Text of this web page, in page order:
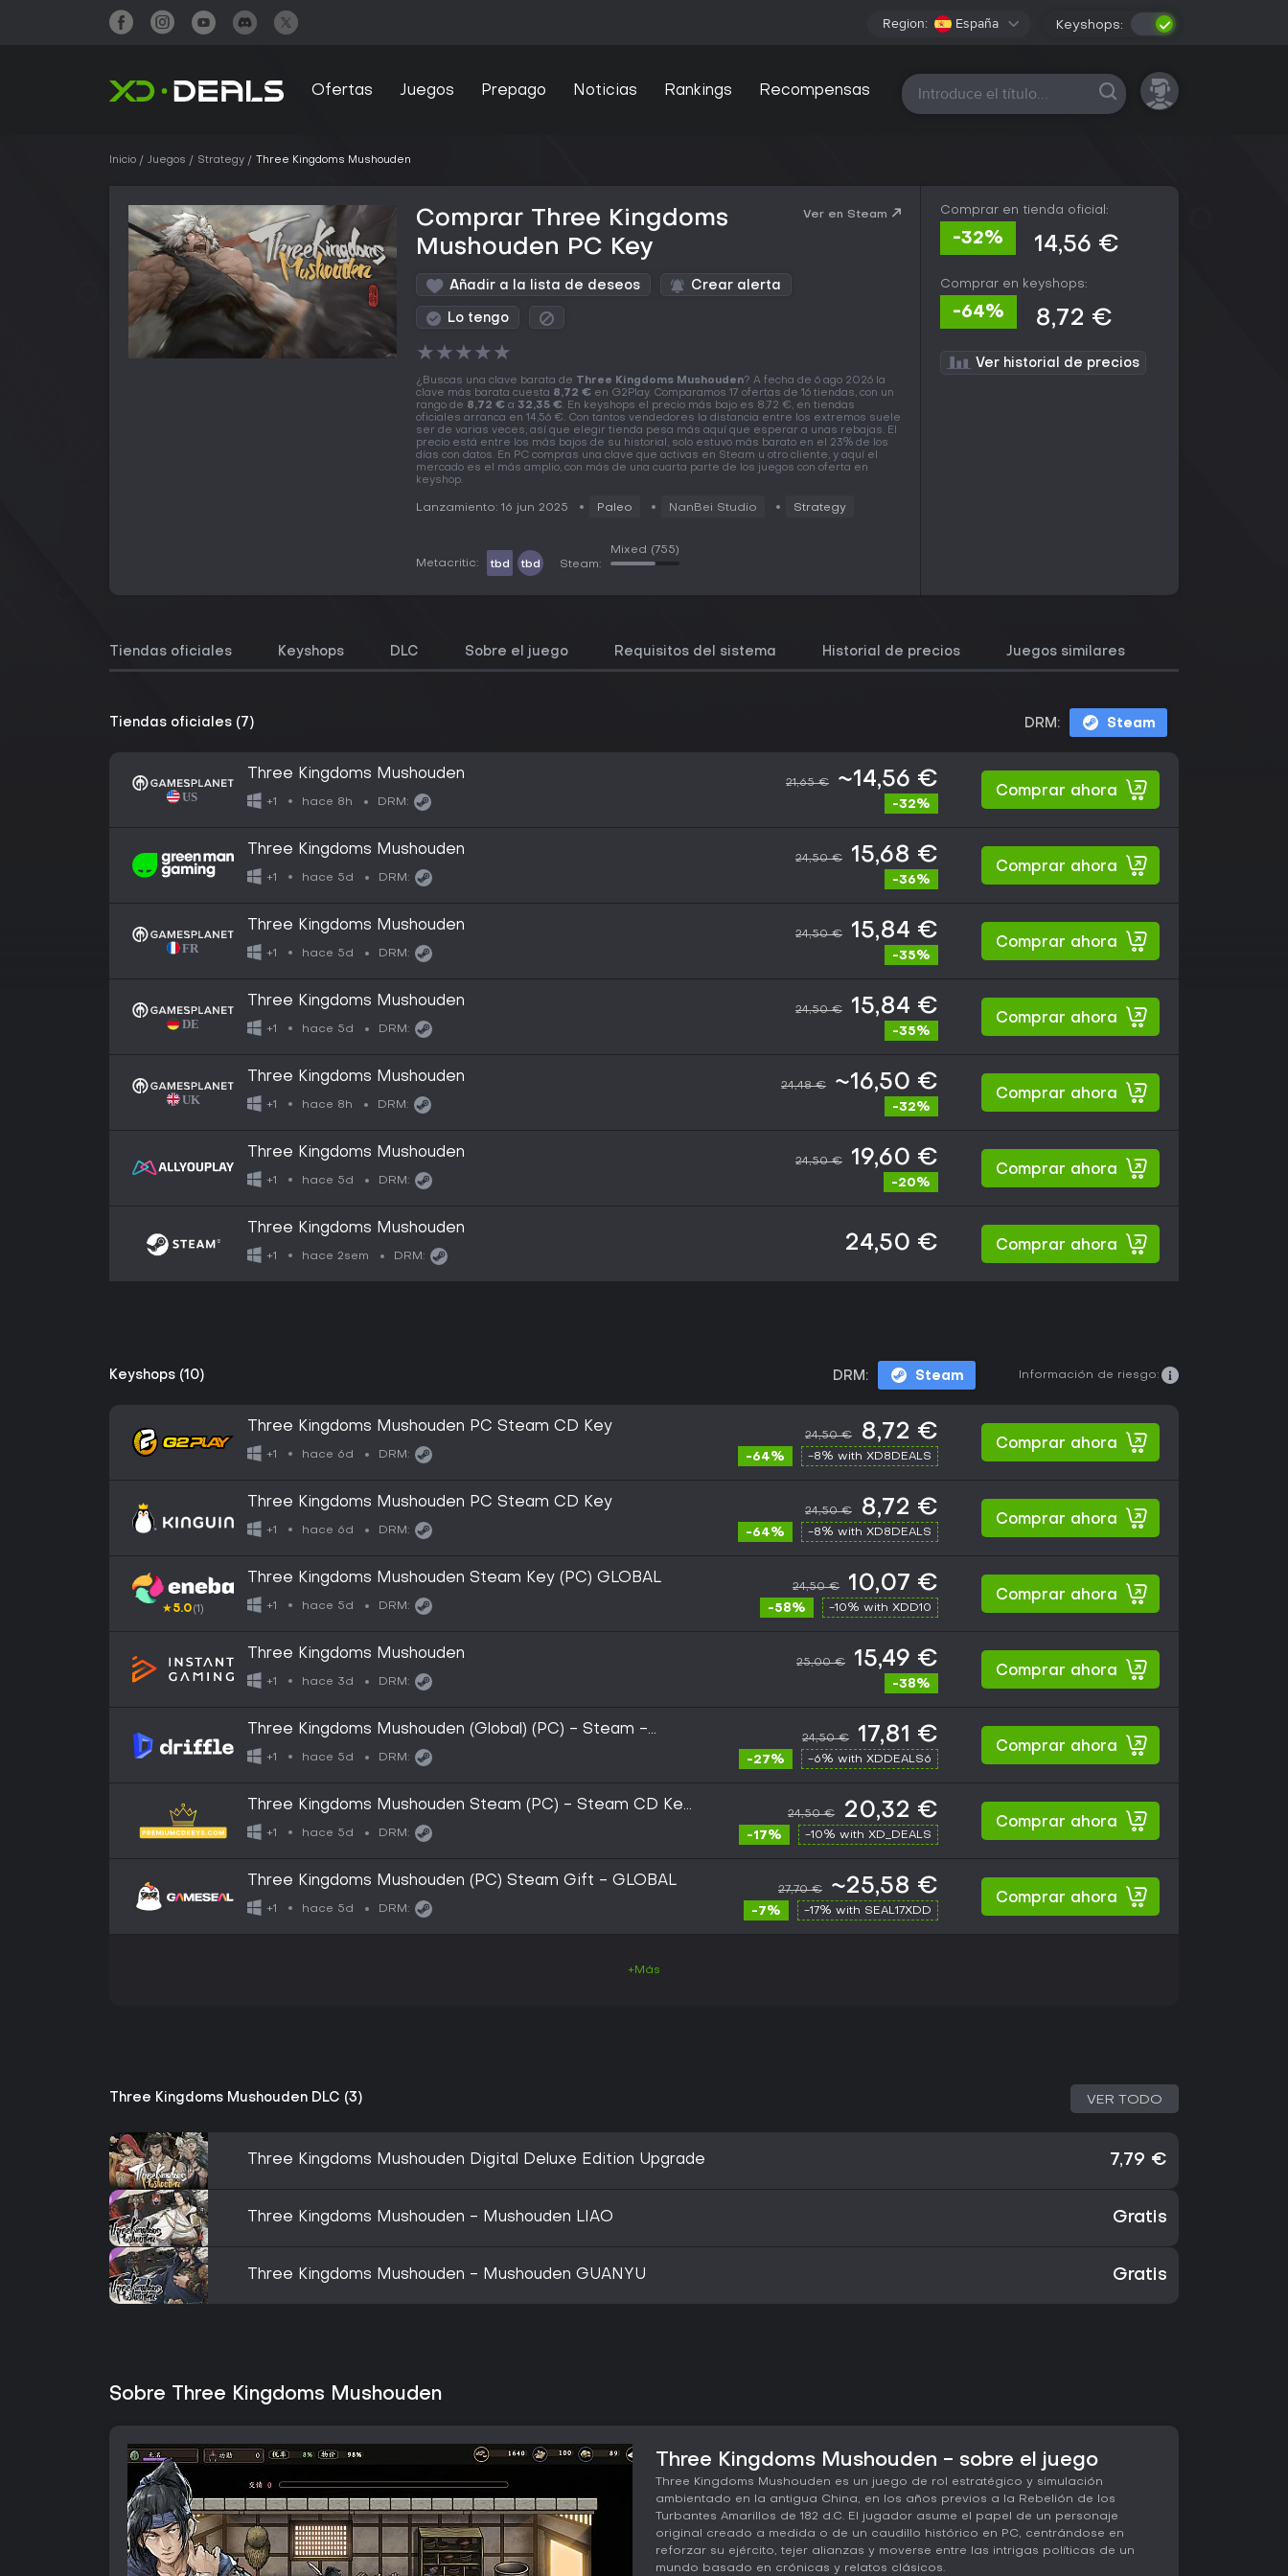
Region: España Keyshops:
Ofertas Juegos Prepago Noticias Rankings Recompensas Todas las plataformas
Inicio Juegos Strategy Three Kingdoms Mushouden
Comprar Three Kingdoms
Mushouden PC Key
Ver en Steam
Añadir a la lista de deseos Crear alerta
Lo tengo
★★★★★
¿Buscas una clave barata de Three Kingdoms Mushouden? A fecha de 6 ago 2026 la
clave más barata cuesta 8,72 € en G2Play. Comparamos 17 ofertas de 16 tiendas, con un
rango de 8,72 € a 32,35 €. En keyshops el precio más bajo es 8,72 €, en tiendas
oficiales arranca en 14,56 €. Con tantos vendedores la distancia entre los extremos suele
ser de varias veces, así que elegir tienda pesa más aquí que esperar a unas rebajas. El
precio está entre los más bajos de su historial, solo estuvo más barato en el 23% de los
días con datos. En PC compras una clave que activas en Steam u otro cliente, y aquí el
mercado es el más amplio, con más de una cuarta parte de los juegos con oferta en
keyshop.
Lanzamiento: 16 jun 2025 Paleo NanBei Studio Strategy
Metacritic: tbd tbd Steam:
Mixed (755)
Comprar en tienda oficial:
-32% 14,56 €
Comprar en keyshops:
-64% 8,72 €
Ver historial de precios
Tiendas oficiales Keyshops DLC Sobre el juego Requisitos del sistema Historial de precios Juegos similares
Tiendas oficiales (7) DRM: Steam
Three Kingdoms Mushouden
+1 hace 8h DRM:
21,65 € ~14,56 €
-32%
Comprar ahora
Three Kingdoms Mushouden
+1 hace 5d DRM:
24,50 € 15,68 €
-36%
Comprar ahora
Three Kingdoms Mushouden
+1 hace 5d DRM:
24,50 € 15,84 €
-35%
Comprar ahora
Three Kingdoms Mushouden
+1 hace 5d DRM:
24,50 € 15,84 €
-35%
Comprar ahora
Three Kingdoms Mushouden
+1 hace 8h DRM:
24,48 € ~16,50 €
-32%
Comprar ahora
Three Kingdoms Mushouden
+1 hace 5d DRM:
24,50 € 19,60 €
-20%
Comprar ahora
Three Kingdoms Mushouden
+1 hace 2sem DRM:
24,50 € Comprar ahora
Keyshops (10) DRM: Steam Información de riesgo:
Three Kingdoms Mushouden PC Steam CD Key
+1 hace 6d DRM:
24,50 € 8,72 €
-64% -8% with XD8DEALS
Comprar ahora
Three Kingdoms Mushouden PC Steam CD Key
+1 hace 6d DRM:
24,50 € 8,72 €
-64% -8% with XD8DEALS
Comprar ahora
★5.0(1)
Three Kingdoms Mushouden Steam Key (PC) GLOBAL
+1 hace 5d DRM:
24,50 € 10,07 €
-58% -10% with XDD10
Comprar ahora
Three Kingdoms Mushouden
+1 hace 3d DRM:
25,00 € 15,49 €
-38%
Comprar ahora
Three Kingdoms Mushouden (Global) (PC) - Steam -
Digital Key
+1 hace 5d DRM:
24,50 € 17,81 €
-27% -6% with XDDEALS6
Comprar ahora
Three Kingdoms Mushouden Steam (PC) - Steam CD Key
- GLOBAL
+1 hace 5d DRM:
24,50 € 20,32 €
-17% -10% with XD_DEALS
Comprar ahora
Three Kingdoms Mushouden (PC) Steam Gift - GLOBAL
+1 hace 5d DRM:
27,70 € ~25,58 €
-7% -17% with SEAL17XDD
Comprar ahora
+Más
Three Kingdoms Mushouden DLC (3) VER TODO
Three Kingdoms Mushouden Digital Deluxe Edition Upgrade 7,79 €
Three Kingdoms Mushouden - Mushouden LIAO Gratis
Three Kingdoms Mushouden - Mushouden GUANYU Gratis
Sobre Three Kingdoms Mushouden
Three Kingdoms Mushouden - sobre el juego
Three Kingdoms Mushouden es un juego de rol estratégico y simulación
ambientado en la antigua China, en los años previos a la Rebelión de los
Turbantes Amarillos de 182 d.C. El jugador asume el papel de un personaje
original creado a medida o de un caudillo histórico en PC, centrándose en
reforzar su ejército, tejer alianzas y moverse entre las intrigas políticas de un
mundo basado en crónicas y relatos clásicos.